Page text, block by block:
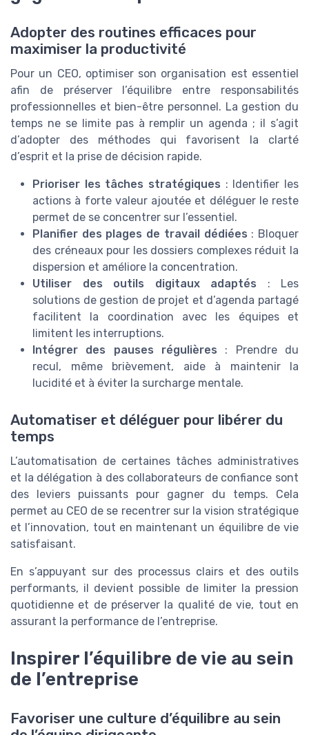
Adopter des routines efficaces pour
maximiser la productivité
Pour un CEO, optimiser son organisation est essentiel
afin de préserver l’équilibre entre responsabilités
professionnelles et bien-être personnel. La gestion du
temps ne se limite pas à remplir un agenda ; il s’agit
d’adopter des méthodes qui favorisent la clarté
d’esprit et la prise de décision rapide.
Prioriser les tâches stratégiques : Identifier les
actions à forte valeur ajoutée et déléguer le reste
permet de se concentrer sur l’essentiel.
Planifier des plages de travail dédiées : Bloquer
des créneaux pour les dossiers complexes réduit la
dispersion et améliore la concentration.
Utiliser des outils digitaux adaptés : Les
solutions de gestion de projet et d’agenda partagé
facilitent la coordination avec les équipes et
limitent les interruptions.
Intégrer des pauses régulières : Prendre du
recul, même brièvement, aide à maintenir la
lucidité et à éviter la surcharge mentale.
Automatiser et déléguer pour libérer du
temps
L’automatisation de certaines tâches administratives
et la délégation à des collaborateurs de confiance sont
des leviers puissants pour gagner du temps. Cela
permet au CEO de se recentrer sur la vision stratégique
et l’innovation, tout en maintenant un équilibre de vie
satisfaisant.
En s’appuyant sur des processus clairs et des outils
performants, il devient possible de limiter la pression
quotidienne et de préserver la qualité de vie, tout en
assurant la performance de l’entreprise.
Inspirer l’équilibre de vie au sein
de l’entreprise
Favoriser une culture d’équilibre au sein